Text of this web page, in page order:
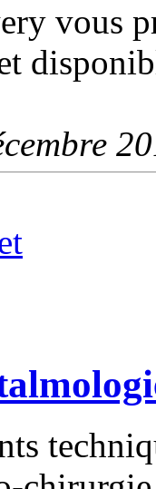
vous